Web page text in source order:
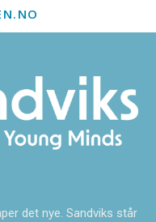
det nye. Sandviks står